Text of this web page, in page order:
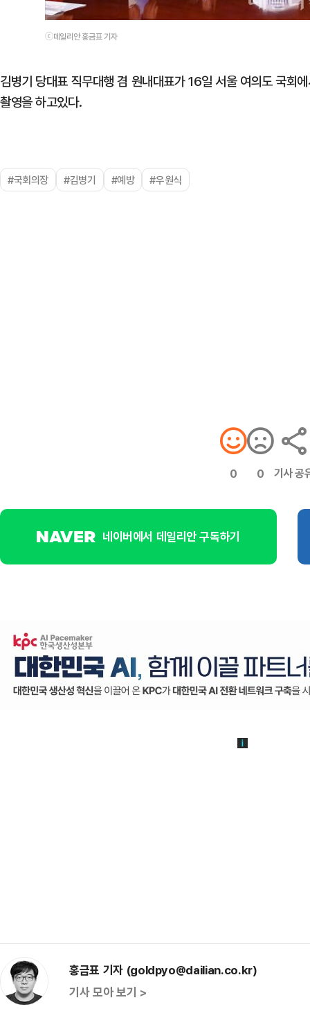
ⓒ데일리안 홍금표 기자
김병기 당대표 직무대행 겸 원내대표가 16일 서울 여의도 국회
촬영을 하고있다.
#국회의장 #김병기 #예방 #우원식
0 0 기사 공
네이버에서 데일리안 구독하기
홍금표 기자 (goldpyo@dailian.co.kr)
기사 모아 보기 >